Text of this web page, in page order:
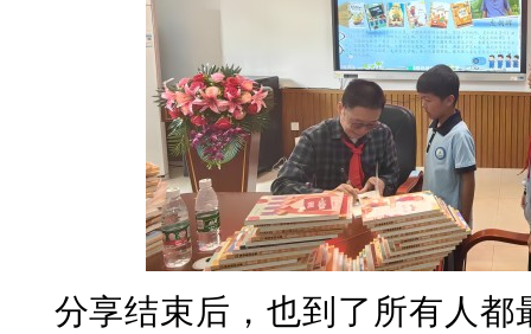
分享结束后，也到了所有人